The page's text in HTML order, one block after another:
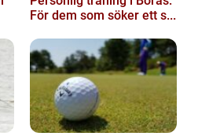
För dem som söker ett s...